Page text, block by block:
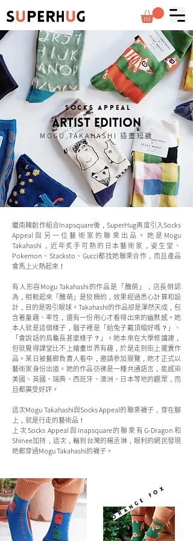
socks appeal
artist edition
MOGU TAKAHASHI 插畫短襪
繼南韓創作組合Inapsquare後，SuperHug再度引入Socks
Appeal與另一位藝術家的聯乘出品。她是Mogu
Takahashi，近年炙手可熱的日本藝術家，姿生堂、
Pokemon、Stacksto、Gucci都找她聯乘合作，而且產品
會馬上火熱起來！
有人形容Mogu Takahashi的作品是「醜萌」，店長倒認
為，相較起來「醜萌」是狡猾的，效果經過悉心計算和設
計，目的是吸引眼球。Takahashi的作品卻是渾然天成，包
含著童趣、率性，還有一份用心才看得出來的幽默感。她
本人就是這個樣子，腦子裡是「給兔子戴頂帽好嗎？」、
「會說話的烏龜長甚麼樣子？」。她本來在大學修讀建，
但就覺得課堂比不上繪畫世界有趣，於是走到街上擺賣作
品。某日被藝廊負責人看中，邀請參加展覽，她才正式以
藝術家身份出道。她的作品彷彿是一種共通語言，能感染
美國、英國、瑞典、西班牙、澳洲、日本等地的觀眾，而
且都廣受好評。
這次Mogu Takahashi與Socks Appeal的聯乘襪子，穿在腳
上，就是行走的藝術品！
上次Socks Appeal與Inapsquare的聯乘有G-Dragon和
Shinee加持，這次，輪到台灣的楊丞琳，眼利的網民發現
她都穿過Mogu Takahashi的襪子。
orange fox